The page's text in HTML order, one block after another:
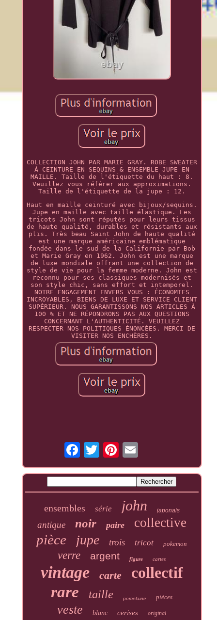
COLLECTION JOHN PAR MARIE GRAY. ROBE SWEATER
À CEINTURE EN SEQUINS & ENSEMBLE JUPE EN
MAILLE. Taille de l'étiquette du haut : 8.
Veuillez vous référer aux approximations.
Taille de l'étiquette de la jupe : 12.
Haut en maille ceinturé avec bijoux/sequins.
Jupe en maille avec taille élastique. Les
tricots John sont réputés pour leurs tissus
de haute qualité, durables et résistants aux
plis. Très beau Saint John de haute qualité
est une marque américaine emblématique
fondée dans le sud de la Californie par Bob
et Marie Gray en 1962. John est une marque
de luxe mondiale offrant une collection de
style de vie pour la femme moderne. John est
reconnu pour ses classiques modernisés et
son style chic, sans effort et intemporel.
NOTRE ENGAGEMENT ENVERS VOUS : ÉCONOMIES
INCROYABLES, BIENS DE LUXE ET SERVICE CLIENT
SUPÉRIEUR. NOUS GARANTISSONS NOS ARTICLES À
100 % ET NE RÉPONDRONS PAS AUX QUESTIONS
CONCERNANT L'AUTHENTICITÉ. VEUILLEZ
RESPECTER NOS POLITIQUES ÉNONCÉES. MERCI DE
VISITER NOS ENCHÈRES.
ensembles série john japonais
antique noir paire collective
pièce jupe trois tricot pokemon
verre argent figure cartes
vintage carte
collectif
rare
taille porcelaine pièces
veste blanc cerises original